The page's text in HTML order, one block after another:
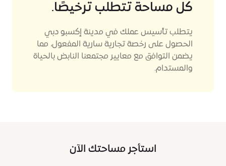
كل مساحة تتطلب ترخيصًا.
يتطلب تأسيس عملك في مدينة إكسبو دبي
الحصول على رخصة تجارية سارية المفعول، مما
يضمن التوافق مع معايير مجتمعنا النابض بالحياة
والمستدام.
استأجر مساحتك الآن